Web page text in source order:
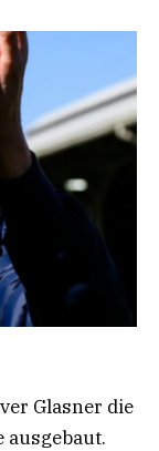
Glasner die
ausgebaut.